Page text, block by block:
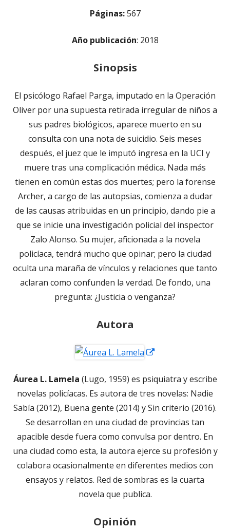
Páginas:567
Año publicación: 2018
Sinopsis
El psicólogo Rafael Parga, imputado en la Operación
Oliver por una supuesta retirada irregular de niños a
sus padres biológicos, aparece muerto en su
consulta con una nota de suicidio. Seis meses
después, el juez que le imputó ingresa en la UCI y
muere tras una complicación médica. Nada más
tienen en común estas dos muertes; pero la forense
Archer, a cargo de las autopsias, comienza a dudar
de las causas atribuidas en un principio, dando pie a
que se inicie una investigación policial del inspector
Zalo Alonso. Su mujer, aficionada a la novela
policíaca, tendrá mucho que opinar; pero la ciudad
oculta una maraña de vínculos y relaciones que tanto
aclaran como confunden la verdad. De fondo, una
pregunta: ¿Justicia o venganza?
Autora
una
ventana
nueva
Áurea L. Lamela (Lugo, 1959) es psiquiatra y escribe
novelas policíacas. Es autora de tres novelas: Nadie
Sabía (2012), Buena gente (2014) y Sin criterio (2016).
Se desarrollan en una ciudad de provincias tan
apacible desde fuera como convulsa por dentro. En
una ciudad como esta, la autora ejerce su profesión y
colabora ocasionalmente en diferentes medios con
ensayos y relatos. Red de sombras es la cuarta
novela que publica.
Opinión